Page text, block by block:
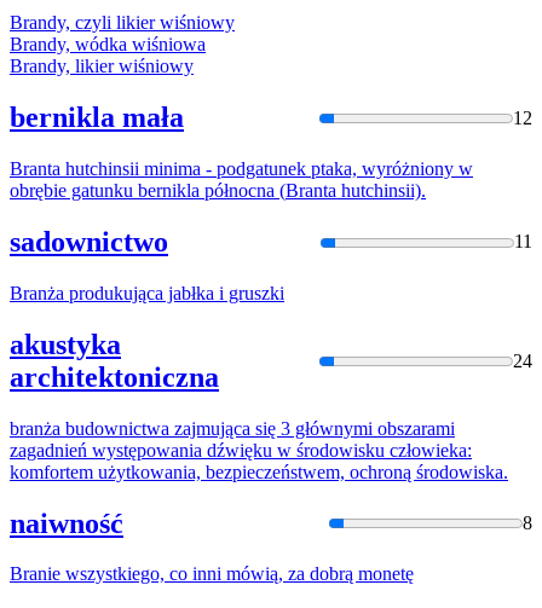
Brandy, czyli likier wiśniowy
Brandy, wódka wiśniowa
Brandy, likier wiśniowy
bernikla mała 12
Branta hutchinsii minima - podgatunek ptaka, wyróżniony w
obrębie gatunku bernikla północna (Branta hutchinsii).
sadownictwo 11
Branża produkująca jabłka i gruszki
akustyka
architektoniczna
24
branża budownictwa zajmująca się 3 głównymi obszarami
zagadnień występowania dźwięku w środowisku człowieka:
komfortem użytkowania, bezpieczeństwem, ochroną środowiska.
naiwność 8
Branie wszystkiego, co inni mówią, za dobrą monetę